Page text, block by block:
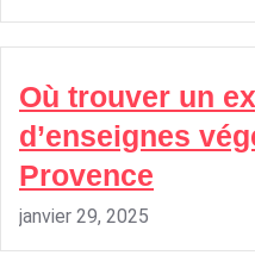
Où trouver un
d’enseignes
Provence
janvier 29, 2025